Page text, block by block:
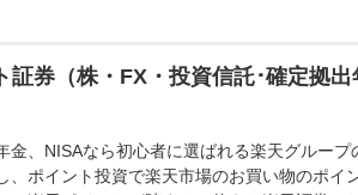
証券（株・FX・投資信託･確定拠出
金、NISAなら初心者に選ばれる楽天グループ
、ポイント投資で楽天市場のお買い物のポイ